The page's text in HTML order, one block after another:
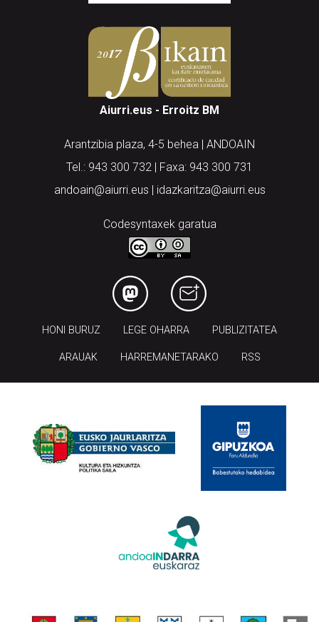
Aiurri.eus - Erroitz BM
Arantzibia plaza, 4-5 behea | ANDOAIN
Tel.: 943 300 732 | Faxa: 943 300 731
andoain@aiurri.eus | idazkaritza@aiurri.eus
Codesyntaxek garatua
HONI BURUZ LEGE OHARRA PUBLIZITATEA
ARAUAK HARREMANETARAKO RSS